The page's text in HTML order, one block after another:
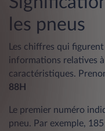
les pneus
Les chiffres qui
informations relatives
caractéristiques.
88H
Le premier numéro
pneu. Par exemple,